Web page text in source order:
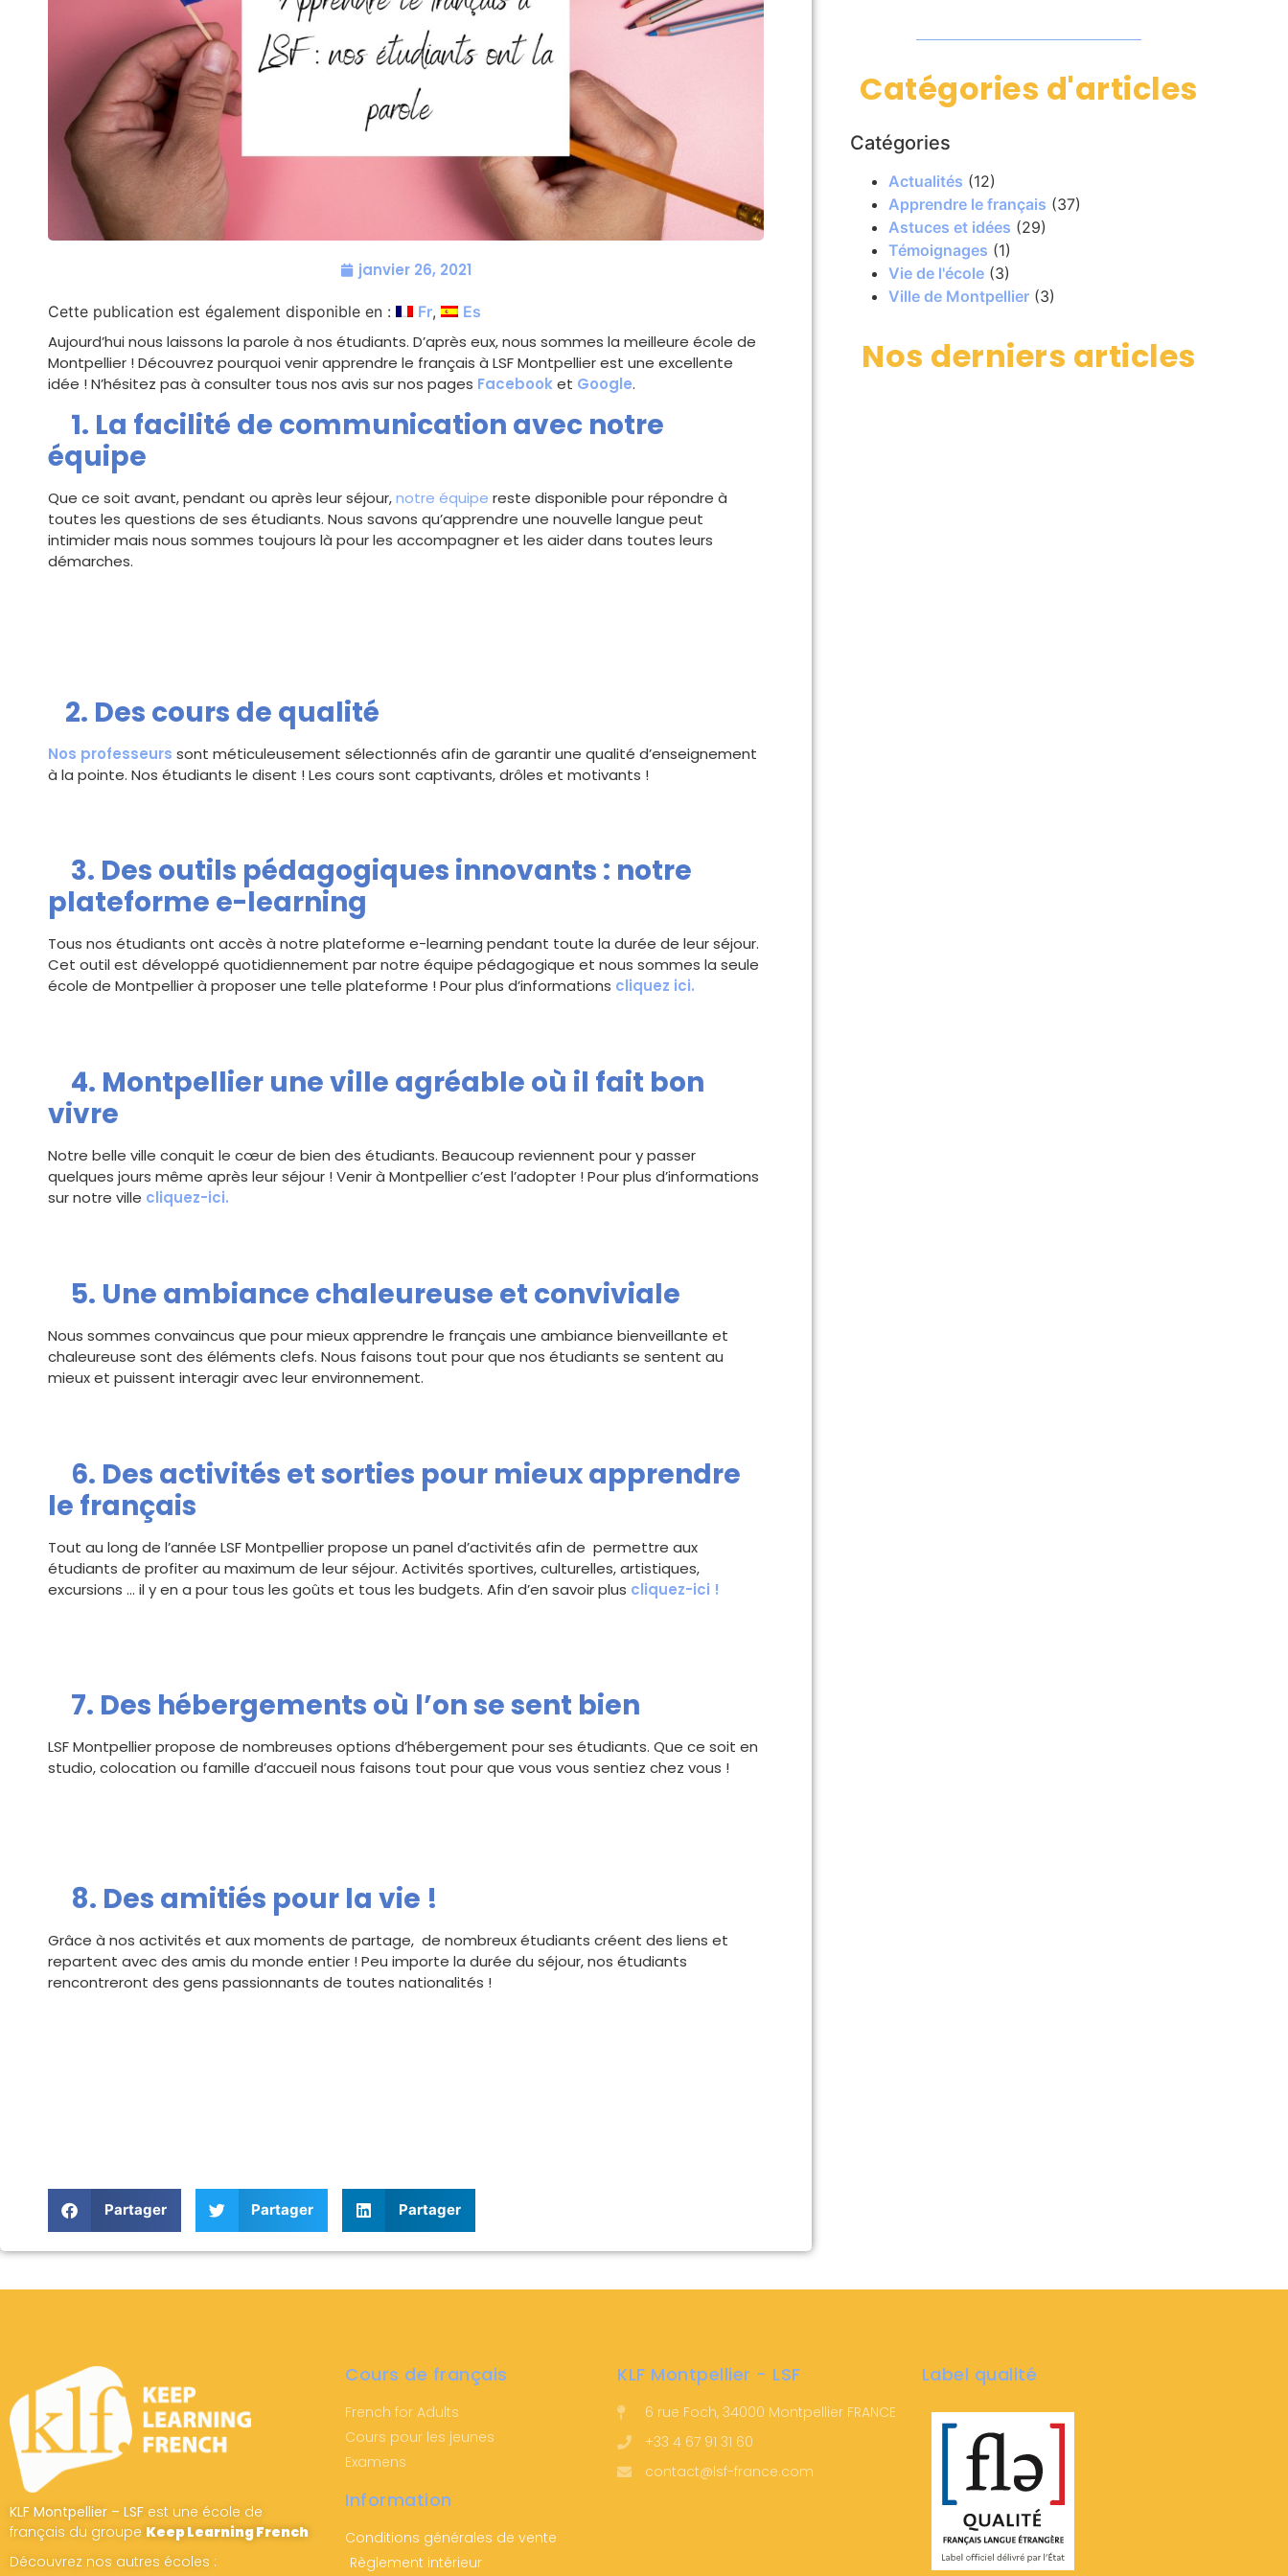
janvier 26, 2021
Cette publication est également disponible en : Fr Es
Aujourd’hui nous laissons la parole à nos étudiants. D’après eux, nous sommes la meilleure école de
Montpellier ! Découvrez pourquoi venir apprendre le français à LSF Montpellier est une excellente
idée ! N’hésitez pas à consulter tous nos avis sur nos pages Facebooket Google.
1. La facilité de communication avec notre
équipe
Que ce soit avant, pendant ou après leur séjour,notre équipe reste disponible pour répondre à
toutes les questions de ses étudiants. Nous savons qu’apprendre une nouvelle langue peut
intimider mais nous sommes toujours là pour les accompagner et les aider dans toutes leurs
démarches.
2. Des cours de qualité
Nos professeurs sont méticuleusement sélectionnés afin de garantir une qualité d’enseignement
à la pointe. Nos étudiants le disent ! Les cours sont captivants, drôles et motivants !
3. Des outils pédagogiques innovants : notre
plateforme e-learning
Tous nos étudiants ont accès à notre plateforme e-learning pendant toute la durée de leur séjour.
Cet outil est développé quotidiennement par notre équipe pédagogique et nous sommes la seule
école de Montpellier à proposer une telle plateforme ! Pour plus d’informations cliquez ici.
4. Montpellier une ville agréable où il fait bon
vivre
Notre belle ville conquit le cœur de bien des étudiants. Beaucoup reviennent pour y passer
quelques jours même après leur séjour ! Venir à Montpellier c’est l’adopter ! Pour plus d’informations
sur notre ville cliquez-ici.
5. Une ambiance chaleureuse et conviviale
Nous sommes convaincus que pour mieux apprendre le français une ambiance bienveillante et
chaleureuse sont des éléments clefs. Nous faisons tout pour que nos étudiants se sentent au
mieux et puissent interagir avec leur environnement.
6. Des activités et sorties pour mieux apprendre
le français
Tout au long de l’année LSF Montpellier propose un panel d’activités afin de permettre aux
étudiants de profiter au maximum de leur séjour. Activités sportives, culturelles, artistiques,
excursions … il y en a pour tous les goûts et tous les budgets. Afin d’en savoir plus cliquez-ici !
7. Des hébergements où l’on se sent bien
LSF Montpellier propose de nombreuses options d’hébergement pour ses étudiants. Que ce soit en
studio, colocation ou famille d’accueil nous faisons tout pour que vous vous sentiez chez vous !
8. Des amitiés pour la vie !
Grâce à nos activités et aux moments de partage, de nombreux étudiants créent des liens et
repartent avec des amis du monde entier ! Peu importe la durée du séjour, nos étudiants
rencontreront des gens passionnants de toutes nationalités !
Partager Partager Partager
Catégories d'articles
Catégories
Actualités (12)
Apprendre le français (37)
Astuces et idées (29)
Témoignages (1)
Vie de l'école(3)
Ville de Montpellier(3)
Nos derniers articles
KLF Montpellier – LSF est une école de
français du groupe Keep Learning French
Découvrez nos autres écoles :
Cours de français
French for Adults
Cours pour les jeunes
Examens
Information
Conditions générales de vente
Règlement intérieur
KLF Montpellier - LSF
6 rue Foch, 34000 Montpellier FRANCE
+33 4 67 91 31 60
contact@lsf-france.com
Label qualité